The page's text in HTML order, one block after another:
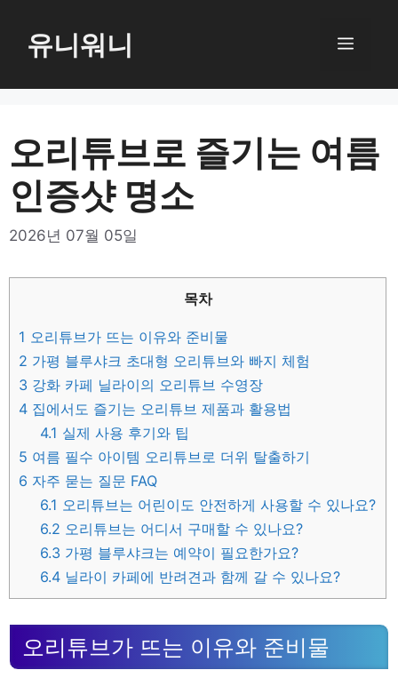
로
뛰
기
유니워니 메
오리튜브로 즐기는 여름
인증샷 명소
2026년 07월 05일
목차
1 오리튜브가 뜨는 이유와 준비물
2 가평 블루샤크 초대형 오리튜브와 빠지 체험
3 강화 카페 닐라이의 오리튜브 수영장
4 집에서도 즐기는 오리튜브 제품과 활용법
4.1 실제 사용 후기와 팁
5 여름 필수 아이템 오리튜브로 더위 탈출하기
6 자주 묻는 질문 FAQ
6.1 오리튜브는 어린이도 안전하게 사용할 수 있나요?
6.2 오리튜브는 어디서 구매할 수 있나요?
6.3 가평 블루샤크는 예약이 필요한가요?
6.4 닐라이 카페에 반려견과 함께 갈 수 있나요?
오리튜브가 뜨는 이유와 준비물